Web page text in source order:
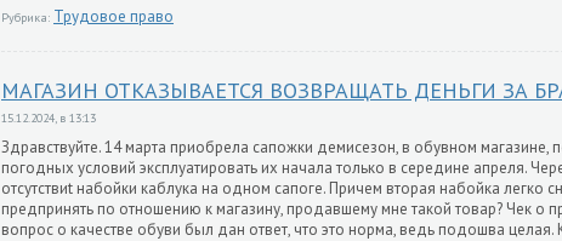
Рубрика: Трудовое право
МАГАЗИН ОТКАЗЫВАЕТСЯ ВОЗВРАЩАТЬ ДЕНЬГИ ЗА
15.12.2024, в 13:13
Здравствуйте. 14 марта приобрела сапожки демисезон, в обувном магазине,
погодных условий эксплуатировать их начала только в середине апреля.
отсутствиt набойки каблука на одном сапоге. Причем вторая набойка легко
предпринять по отношению к магазину, продавшему мне такой товар? Чек о
вопрос о качестве обуви был дан ответ, что это норма, ведь подошва целая.